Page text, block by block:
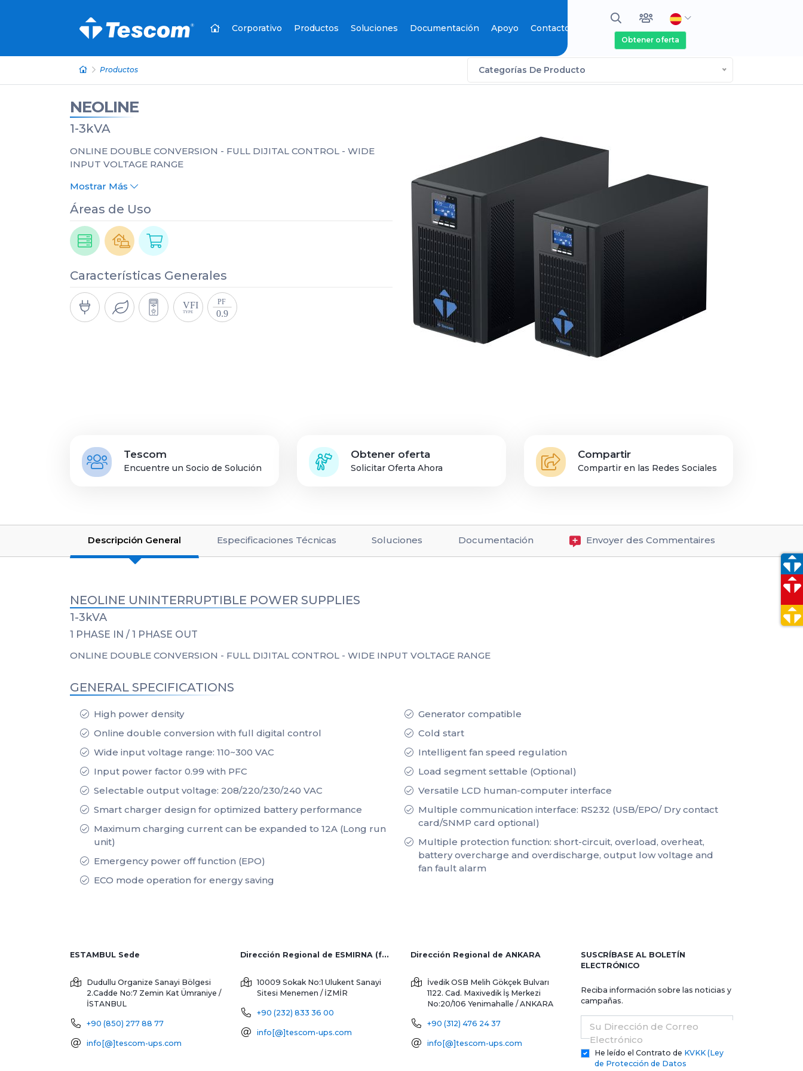
Corporativo Productos Soluciones Documentación Apoyo
Inicio de sesión de
socios de soluciones
Contacto
Obtener oferta
Productos Categorías De Producto
NEOLINE
1-3kVA
ONLINE DOUBLE CONVERSION - FULL DIJITAL CONTROL - WIDE
INPUT VOLTAGE RANGE
Mostrar Más
Áreas de Uso
Características Generales
Tescom
Encuentre un Socio de Solución
Obtener oferta
Solicitar Oferta Ahora
Compartir
Compartir en las Redes Sociales
Descripción General Especificaciones Técnicas Soluciones Documentación Envoyer des Commentaires
NEOLINE UNINTERRUPTIBLE POWER SUPPLIES
1-3kVA
1 PHASE IN / 1 PHASE OUT
ONLINE DOUBLE CONVERSION - FULL DIJITAL CONTROL - WIDE INPUT VOLTAGE RANGE
GENERAL SPECIFICATIONS
High power density
Online double conversion with full digital control
Wide input voltage range: 110~300 VAC
Input power factor 0.99 with PFC
Selectable output voltage: 208/220/230/240 VAC
Smart charger design for optimized battery performance
Maximum charging current can be expanded to 12A (Long run
unit)
Emergency power off function (EPO)
ECO mode operation for energy saving
Generator compatible
Cold start
Intelligent fan speed regulation
Load segment settable (Optional)
Versatile LCD human-computer interface
Multiple communication interface: RS232 (USB/EPO/ Dry contact
card/SNMP card optional)
Multiple protection function: short-circuit, overload, overheat,
battery overcharge and overdischarge, output low voltage and
fan fault alarm
ESTAMBUL Sede
Dudullu Organize Sanayi Bölgesi
2.Cadde No:7 Zemin Kat Ümraniye /
İSTANBUL
+90 (850) 277 88 77
info[@]tescom-ups.com
Dirección Regional de ESMIRNA (fábrica y ventas al extranjero)
10009 Sokak No:1 Ulukent Sanayi
Sitesi Menemen / İZMİR
+90 (232) 833 36 00
info[@]tescom-ups.com
Dirección Regional de ANKARA
İvedik OSB Melih Gökçek Bulvarı
1122. Cad. Maxivedik İş Merkezi
No:20/106 Yenimahalle / ANKARA
+90 (312) 476 24 37
info[@]tescom-ups.com
SUSCRÍBASE AL BOLETÍN
ELECTRÓNICO
Reciba información sobre las noticias y
campañas.
Su Dirección de Correo
Electrónico
He leído el Contrato de KVKK (Ley
de Protección de Datos